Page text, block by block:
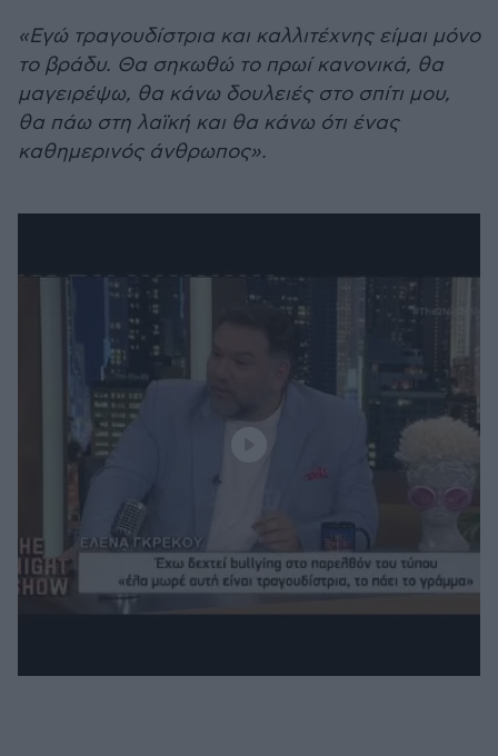
«Εγώ τραγουδίστρια και καλλιτέχνης είμαι μόνο
το βράδυ. Θα σηκωθώ το πρωί κανονικά, θα
μαγειρέψω, θα κάνω δουλειές στο σπίτι μου,
θα πάω στη λαϊκή και θα κάνω ότι ένας
καθημερινός άνθρωπος».